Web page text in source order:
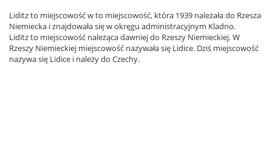
Liditz to miejscowość w to miejscowość, która 1939 należała do Rzesza
Niemiecka i znajdowała się w okręgu administracyjnym Kladno.
Liditz to miejscowość należąca dawniej do Rzeszy Niemieckiej. W
Rzeszy Niemieckiej miejscowość nazywała się Lidice. Dziś miejscowość
nazywa się Lidice i należy do Czechy.